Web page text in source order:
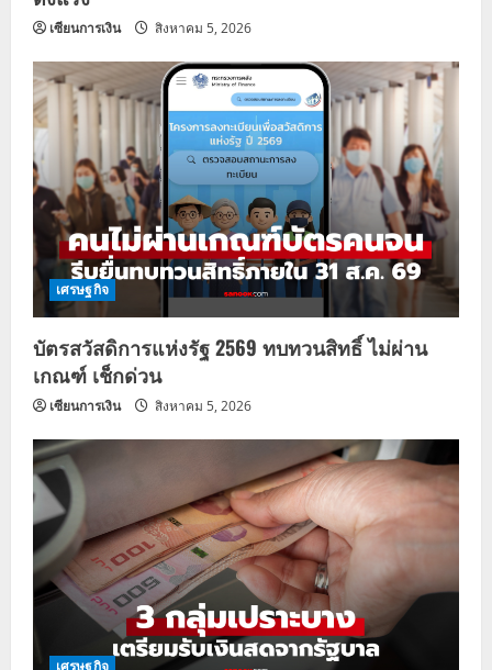
เซียนการเงิน สิงหาคม 5, 2026
เศรษฐกิจ
บัตรสวัสดิการแห่งรัฐ 2569 ทบทวนสิทธิ์ ไม่ผ่าน
เกณฑ์ เช็กด่วน
เซียนการเงิน สิงหาคม 5, 2026
เศรษฐกิจ